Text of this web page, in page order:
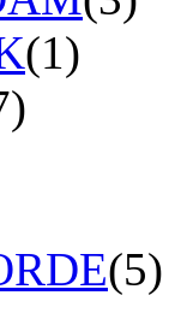
(1)
(5)